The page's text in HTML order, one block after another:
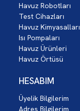
Havuz Robotları
Test Cihazları
Havuz Kimyasalları
Isı Pompaları
Havuz Ürünleri
Havuz Örtüsü
HESABIM
Üyelik Bilgilerim
Adres Bilgilerim